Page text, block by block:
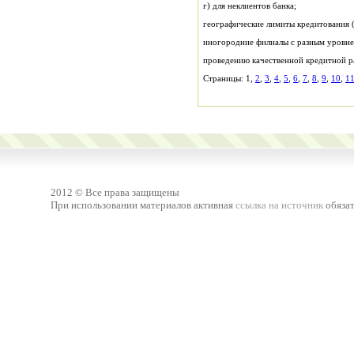
г) для неклиентов банка;
Страницы: 1, 2 3 4 5 6 7 8 9 10 11
2012 © Все права защищены
При использовании материалов активная ссылка на источник